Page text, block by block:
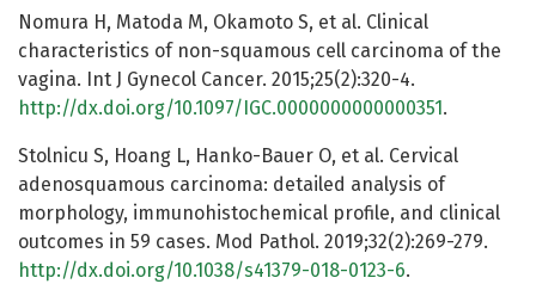
Nomura H, Matoda M, Okamoto S, et al. Clinical
characteristics of non-squamous cell carcinoma of the
vagina. Int J Gynecol Cancer. 2015;25(2):320-4.
http://dx.doi.org/10.1097/IGC.0000000000000351 .
Stolnicu S, Hoang L, Hanko-Bauer O, et al. Cervical
adenosquamous carcinoma: detailed analysis of
morphology, immunohistochemical profile, and clinical
outcomes in 59 cases. Mod Pathol. 2019;32(2):269-279.
http://dx.doi.org/10.1038/s41379-018-0123-6.